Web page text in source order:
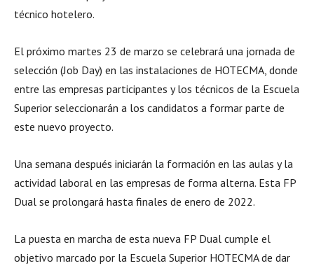
técnico hotelero.
El próximo martes 23 de marzo se celebrará una jornada de
selección (Job Day) en las instalaciones de HOTECMA, donde
entre las empresas participantes y los técnicos de la Escuela
Superior seleccionarán a los candidatos a formar parte de
este nuevo proyecto.
Una semana después iniciarán la formación en las aulas y la
actividad laboral en las empresas de forma alterna. Esta FP
Dual se prolongará hasta finales de enero de 2022.
La puesta en marcha de esta nueva FP Dual cumple el
objetivo marcado por la Escuela Superior HOTECMA de dar